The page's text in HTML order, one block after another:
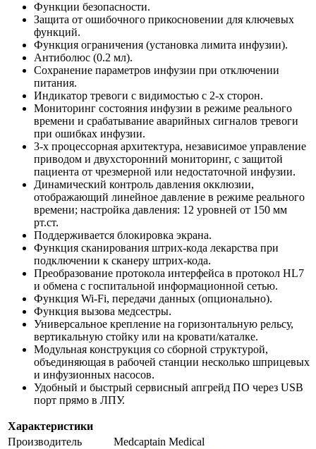
Функции безопасности.
Защита от ошибочного прикосновении для ключевых
функций.
Функция ограничения (установка лимита инфузии).
Антиболюс (0.2 мл).
Сохранение параметров инфузии при отключении
питания.
Индикатор тревоги с видимостью с 2-х сторон.
Мониторинг состояния инфузии в режиме реального
времени и срабатывание аварийных сигналов тревоги
при ошибках инфузии.
3-х процессорная архитектура, независимое управление
приводом и двухсторонний мониторинг, с защитой
пациента от чрезмерной или недостаточной инфузии.
Динамический контроль давления окклюзии,
отображающий линейное давление в режиме реального
времени; настройка давления: 12 уровней от 150 мм
рт.ст.
Поддерживается блокировка экрана.
Функция сканирования штрих-кода лекарства при
подключении к сканеру штрих-кода.
Преобразование протокола интерфейса в протокол HL7
и обмена с госпитальной информационной сетью.
Функция Wi-Fi, передачи данных (опционально).
Функция вызова медсестры.
Универсальное крепление на горизонтальную рельсу,
вертикальную стойку или на кровати/каталке.
Модульная конструкция со сборной структурой,
объединяющая в рабочей станции несколько шприцевых
и инфузионных насосов.
Удобный и быстрый сервисный апгрейд ПО через USB
порт прямо в ЛПУ.
Характеристики
Производитель
Medcaptain Medical